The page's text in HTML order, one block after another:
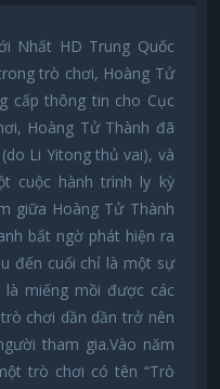
Nhất HD Trung Quốc
trò chơi, Hoàng Tử
cấp thông tin cho Cục
Hoàng Tử Thành đã
Li Yitong thủ vai), và
cuộc hành trình ly kỳ
giữa Hoàng Tử Thành
bất ngờ phát hiện ra
đến cuối chỉ là một sự
miếng mồi được các
chơi dần dần trở nên
tham gia.Vào năm
trò chơi có tên “Trò